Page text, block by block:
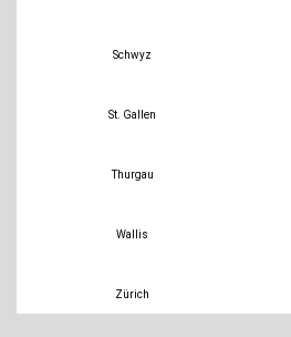
Schwyz
St. Gallen
Thurgau
Wallis
Zürich